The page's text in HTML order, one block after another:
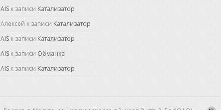
AIS к записи Катализатор
Алексей к записи Катализатор
AIS к записи Катализатор
AIS к записи Обманка
AIS к записи Катализатор